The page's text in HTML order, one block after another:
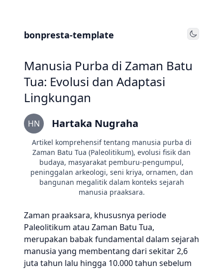
bonpresta-template Toggle
Manusia Purba di Zaman Batu
Tua: Evolusi dan Adaptasi
Lingkungan
HN Hartaka Nugraha
Artikel komprehensif tentang manusia purba di
Zaman Batu Tua (Paleolitikum), evolusi fisik dan
budaya, masyarakat pemburu-pengumpul,
peninggalan arkeologi, seni kriya, ornamen, dan
bangunan megalitik dalam konteks sejarah
manusia praaksara.
Zaman praaksara, khususnya periode
Paleolitikum atau Zaman Batu Tua,
merupakan babak fundamental dalam sejarah
manusia yang membentang dari sekitar 2,6
juta tahun lalu hingga 10.000 tahun sebelum